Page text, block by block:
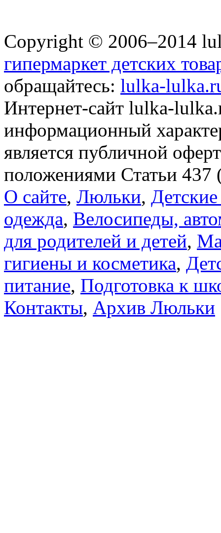
Copyright © 2006–2014
гипермаркет детских
обращайтесь: lulka-
Интернет-сайт lulka-
информационный
является публичной
положениями Статьи
О сайте, Люльки,
одежда, Велосипеды,
для родителей и детей,
гигиены и косметика,
питание, Подготовка к
Контакты, Архив Люльки